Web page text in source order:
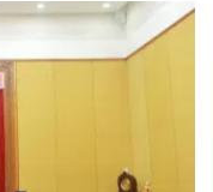
5/2022 và những